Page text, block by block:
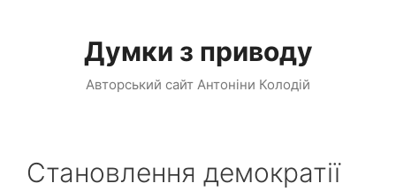
Думки з приводу
Авторський сайт Антоніни Колодій
Становлення демократії